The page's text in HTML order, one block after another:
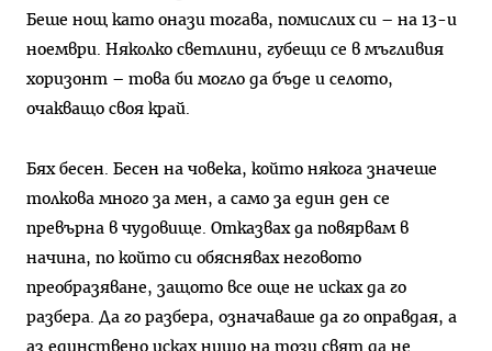
Беше нощ като онази тогава, помислих си – на 13-и
ноември. Няколко светлини, губещи се в мъгливия
хоризонт – това би могло да бъде и селото,
очакващо своя край.
Бях бесен. Бесен на човека, който някога значеше
толкова много за мен, а само за един ден се
превърна в чудовище. Отказвах да повярвам в
начина, по който си обяснявах неговото
преобразяване, защото все още не исках да го
разбера. Да го разбера, означаваше да го оправдая, а
аз единствено исках нищо на този свят да не